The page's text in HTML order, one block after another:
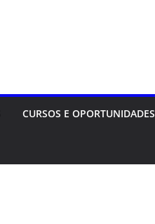
CURSOS E OPORTUNIDADES